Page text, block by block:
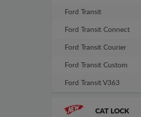
Ford Transit
Ford Transit Connect
Ford Transit Courier
Ford Transit Custom
Ford Transit V363
CAT LOCK